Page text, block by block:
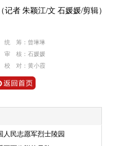
（记者 朱颖江/文 石媛媛/剪辑）
统 筹：曾琳琳
审 核：石媛媛
校 对：黄小霞
人民志愿军烈士陵园